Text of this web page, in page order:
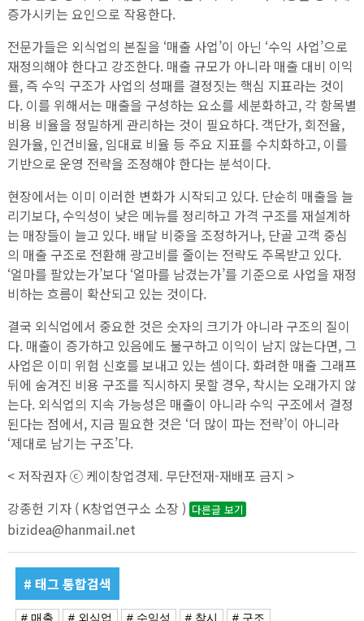
증가시키는 요인으로 작용한다.
전문가들은 외식업의 본질을 ‘매출 사업’이 아닌 ‘수익 사업’으로
재정의해야 한다고 강조한다. 매출 규모가 아니라 매출 대비 이익
률, 즉 수익 구조가 사업의 성패를 결정짓는 핵심 지표라는 것이
다. 이를 위해서는 매출을 구성하는 요소를 세분화하고, 각 항목별
비용 비율을 정밀하게 관리하는 것이 필요하다. 객단가, 회전율,
원가율, 인건비율, 임대료 비율 등 주요 지표를 수치화하고, 이를
기반으로 운영 전략을 조정해야 한다는 분석이다.
현장에서는 이미 이러한 변화가 시작되고 있다. 단순히 매출을 늘
리기보다, 수익성이 낮은 메뉴를 정리하고 가격 구조를 재설계하
는 매장들이 늘고 있다. 배달 비중을 조정하거나, 단골 고객 중심
의 매출 구조로 전환해 광고비를 줄이는 전략도 주목받고 있다.
‘얼마를 팔았는가’보다 ‘얼마를 남겼는가’를 기준으로 사업을 재정
비하는 흐름이 확산되고 있는 것이다.
결국 외식업에서 중요한 것은 숫자의 크기가 아니라 구조의 질이
다. 매출이 증가하고 있음에도 불구하고 이익이 남지 않는다면, 그
사업은 이미 위험 신호를 보내고 있는 셈이다. 화려한 매출 그래프
뒤에 숨겨진 비용 구조를 직시하지 못할 경우, 착시는 오래가지 않
는다. 외식업의 지속 가능성은 매출이 아니라 수익 구조에서 결정
된다는 점에서, 지금 필요한 것은 ‘더 많이 파는 전략’이 아니라
‘제대로 남기는 구조’다.
< 저작권자 ⓒ 케이창업경제. 무단전재-재배포 금지 >
강종헌 기자 ( K창업연구소 소장 ) 다른글 보기
bizidea@hanmail.net
# 태그 통합검색
# 매출 # 외식업 # 수익성 # 착시 # 구조